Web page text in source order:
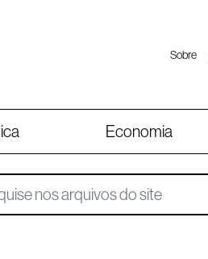
Sobre
Economia